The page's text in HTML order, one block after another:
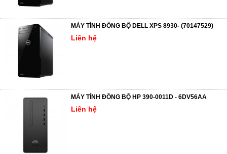
MÁY TÍNH ĐỒNG BỘ DELL XPS 8930- (70147529)
Liên hệ
MÁY TÍNH ĐỒNG BỘ HP 390-0011D - 6DV56AA
Liên hệ